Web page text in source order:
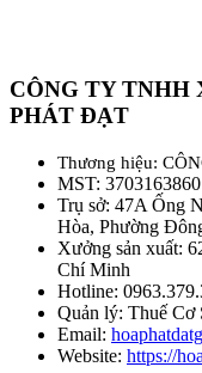
CÔNG TY TNHH
PHÁT ĐẠT
Thương hiệu:
MST: 3703163860
Trụ sở: 47A Ống
Hòa, Phường
Xưởng sản xuất:
Chí Minh
Hotline:
Quản lý: Thuế Cơ
Email:
Website: https://